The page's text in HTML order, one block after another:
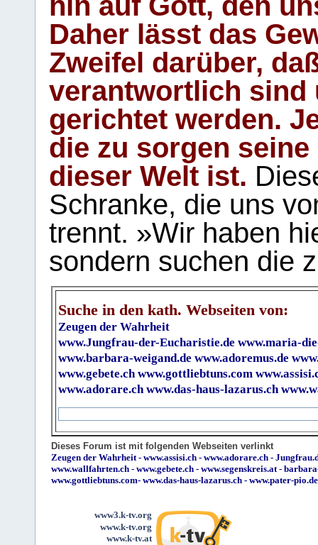
Daher lässt das
Zweifel darüber,
verantwortlich sind
gerichtet werden.
die zu sorgen
dieser Welt ist.
Schranke, die uns
trennt. »Wir haben
sondern suchen die
Suche in den kath. Webseiten von:
Zeugen der Wahrheit
www.Jungfrau-der-Eucharistie.de www.maria-
www.barbara-weigand.de www.adoremus.de
www.gebete.ch www.gottliebtuns.com
www.adorare.ch www.das-haus-lazarus.ch
Dieses Forum ist mit folgenden Webseiten verlinkt
Zeugen der Wahrheit- www.assisi.ch - www.adorare.ch -
www.wallfahrten.ch - www.gebete.ch - www.segenskreis.at-
www.gottliebtuns.com- www.das-haus-lazarus.ch - www.pater-pio.de
www3.k-tv.org
www.k-tv.org
www.k-tv.at